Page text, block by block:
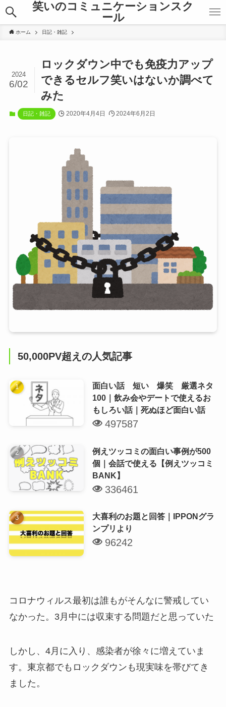
笑いのコミュニケーションスク
ール
ホーム 日記・雑記
ロックダウン中でも免疫力アップ
できるセルフ笑いはないか調べて
みた
2024
6/02
日記・雑記 2020年4月4日 2024年6月2日
50,000PV超えの人気記事
面白い話 短い 爆笑 厳選ネタ
100｜飲み会やデートで使えるお
もしろい話｜死ぬほど面白い話
497587
例えツッコミの面白い事例が500
個｜会話で使える【例えツッコミ
BANK】
336461
大喜利のお題と回答｜IPPONグラ
ンプリより
96242
コロナウィルス最初は誰もがそんなに警戒してい
なかった。3月中には収束する問題だと思っていた
しかし、4月に入り、感染者が徐々に増えていま
す。東京都でもロックダウンも現実味を帯びてき
ました。